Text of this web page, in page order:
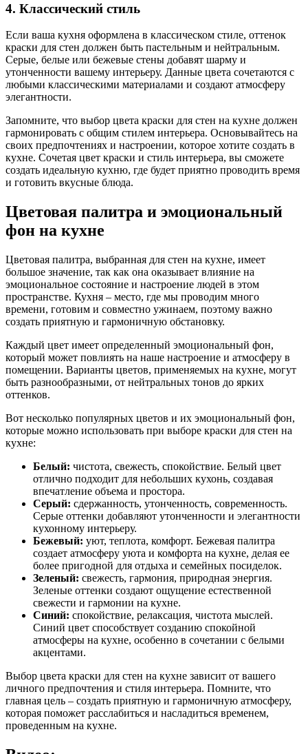
4. Классический стиль
Если ваша кухня оформлена в классическом стиле, оттенок
краски для стен должен быть пастельным и нейтральным.
Серые, белые или бежевые стены добавят шарму и
утонченности вашему интерьеру. Данные цвета сочетаются с
любыми классическими материалами и создают атмосферу
элегантности.
Запомните, что выбор цвета краски для стен на кухне должен
гармонировать с общим стилем интерьера. Основывайтесь на
своих предпочтениях и настроении, которое хотите создать в
кухне. Сочетая цвет краски и стиль интерьера, вы сможете
создать идеальную кухню, где будет приятно проводить время
и готовить вкусные блюда.
Цветовая палитра и эмоциональный
фон на кухне
Цветовая палитра, выбранная для стен на кухне, имеет
большое значение, так как она оказывает влияние на
эмоциональное состояние и настроение людей в этом
пространстве. Кухня – место, где мы проводим много
времени, готовим и совместно ужинаем, поэтому важно
создать приятную и гармоничную обстановку.
Каждый цвет имеет определенный эмоциональный фон,
который может повлиять на наше настроение и атмосферу в
помещении. Варианты цветов, применяемых на кухне, могут
быть разнообразными, от нейтральных тонов до ярких
оттенков.
Вот несколько популярных цветов и их эмоциональный фон,
которые можно использовать при выборе краски для стен на
кухне:
Белый: чистота, свежесть, спокойствие. Белый цвет
отлично подходит для небольших кухонь, создавая
впечатление объема и простора.
Серый: сдержанность, утонченность, современность.
Серые оттенки добавляют утонченности и элегантности
кухонному интерьеру.
Бежевый: уют, теплота, комфорт. Бежевая палитра
создает атмосферу уюта и комфорта на кухне, делая ее
более пригодной для отдыха и семейных посиделок.
Зеленый: свежесть, гармония, природная энергия.
Зеленые оттенки создают ощущение естественной
свежести и гармонии на кухне.
Синий: спокойствие, релаксация, чистота мыслей.
Синий цвет способствует созданию спокойной
атмосферы на кухне, особенно в сочетании с белыми
акцентами.
Выбор цвета краски для стен на кухне зависит от вашего
личного предпочтения и стиля интерьера. Помните, что
главная цель – создать приятную и гармоничную атмосферу,
которая поможет расслабиться и насладиться временем,
проведенным на кухне.